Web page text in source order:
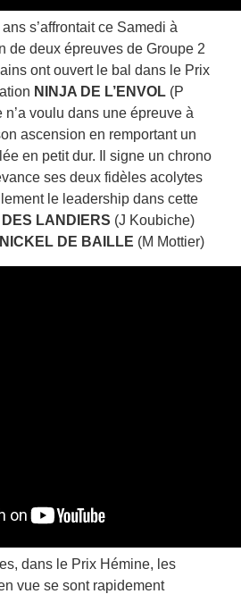
s’affrontait ce Samedi à
de deux épreuves de Groupe 2
ont ouvert le bal dans le Prix
NINJA DE L’ENVOL (P
voulu dans une épreuve à
ascension en remportant un
en petit dur. Il signe un chrono
ses deux fidèles acolytes
le leadership dans cette
DES LANDIERS (J Koubiche)
NICKEL DE BAILLE (M Mottier)
dans le Prix Hémine, les
vue se sont rapidement